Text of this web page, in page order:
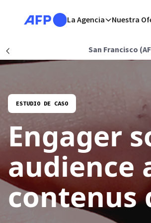
La Agencia Nuestra
San Francisco
ESTUDIO DE CASO
Engager
audience
contenus